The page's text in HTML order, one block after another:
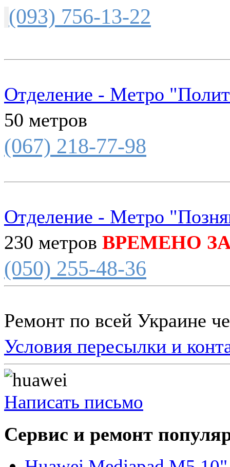
(093) 756-13-22
Отделение - Метро
50 метров
(067) 218-77-98
Отделение - Метро
230 метров ВРЕМЕНО
(050) 255-48-36
Ремонт по всей Украине
Условия пересылки и
Написать письмо
Сервис и ремонт